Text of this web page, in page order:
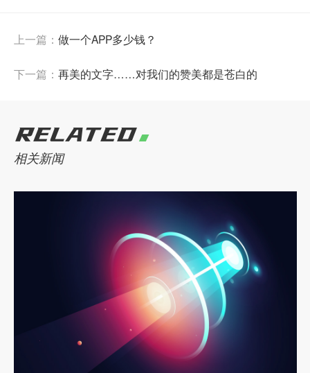
上一篇： 做一个APP多少钱？
下一篇： 再美的文字……对我们的赞美都是苍白的
RELATED
相关新闻